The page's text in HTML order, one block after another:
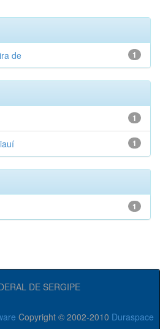
1
de
1
1
1
DE SERGIPE
Copyright © 2002-2010 Duraspace